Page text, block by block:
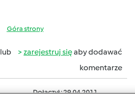
Góra strony
lub zarejestruj sięaby dodawać
komentarze
Dołączył : 29.04.2011